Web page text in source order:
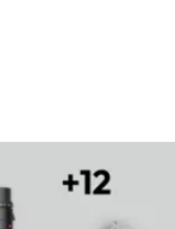
las lentes
de Leica en